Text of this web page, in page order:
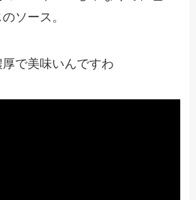
ソース。
で美味いんですわ